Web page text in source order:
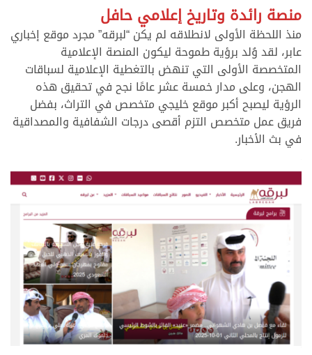
منصة رائدة وتاريخ إعلامي حافل
منذ اللحظة الأولى لانطلاقه لم يكن “لبرقه” مجرد موقع إخباري
عابر، لقد وُلد برؤية طموحة ليكون المنصة الإعلامية
المتخصصة الأولى التي تنهض بالتغطية الإعلامية لسباقات
الهجن، وعلى مدار خمسة عشر عامًا نجح في تحقيق هذه
الرؤية ليصبح أكبر موقع خليجي متخصص في التراث، بفضل
فريق عمل متخصص التزم أقصى درجات الشفافية والمصداقية
في بث الأخبار.